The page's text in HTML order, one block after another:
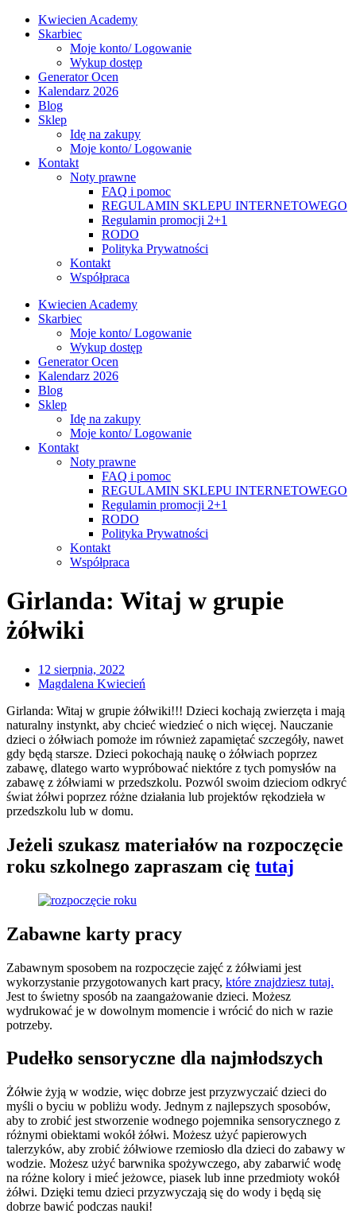
Kwiecien Academy
Skarbiec
Moje konto/ Logowanie
Wykup dostęp
Generator Ocen
Kalendarz 2026
Blog
Sklep
Idę na zakupy
Moje konto/ Logowanie
Kontakt
Noty prawne
FAQ i pomoc
REGULAMIN SKLEPU INTERNETOWEGO
Regulamin promocji 2+1
RODO
Polityka Prywatności
Kontakt
Współpraca
Kwiecien Academy
Skarbiec
Moje konto/ Logowanie
Wykup dostęp
Generator Ocen
Kalendarz 2026
Blog
Sklep
Idę na zakupy
Moje konto/ Logowanie
Kontakt
Noty prawne
FAQ i pomoc
REGULAMIN SKLEPU INTERNETOWEGO
Regulamin promocji 2+1
RODO
Polityka Prywatności
Kontakt
Współpraca
Girlanda: Witaj w grupie
żółwiki
12 sierpnia, 2022
Magdalena Kwiecień
Girlanda: Witaj w grupie żółwiki!!! Dzieci kochają zwierzęta i mają
naturalny instynkt, aby chcieć wiedzieć o nich więcej. Nauczanie
dzieci o żółwiach pomoże im również zapamiętać szczegóły, nawet
gdy będą starsze. Dzieci pokochają naukę o żółwiach poprzez
zabawę, dlatego warto wypróbować niektóre z tych pomysłów na
zabawę z żółwiami w przedszkolu. Pozwól swoim dzieciom odkryć
świat żółwi poprzez różne działania lub projektów rękodzieła w
przedszkolu lub w domu.
Jeżeli szukasz materiałów na rozpoczęcie
roku szkolnego zapraszam cię tutaj
Zabawne karty pracy
Zabawnym sposobem na rozpoczęcie zajęć z żółwiami jest
wykorzystanie przygotowanych kart pracy, które znajdziesz tutaj.
Jest to świetny sposób na zaangażowanie dzieci. Możesz
wydrukować je w dowolnym momencie i wrócić do nich w razie
potrzeby.
Pudełko sensoryczne dla najmłodszych
Żółwie żyją w wodzie, więc dobrze jest przyzwyczaić dzieci do
myśli o byciu w pobliżu wody. Jednym z najlepszych sposobów,
aby to zrobić jest stworzenie wodnego pojemnika sensorycznego z
różnymi obiektami wokół żółwi. Możesz użyć papierowych
talerzyków, aby zrobić żółwiowe rzemiosło dla dzieci do zabawy w
wodzie. Możesz użyć barwnika spożywczego, aby zabarwić wodę
na różne kolory i mieć jeżowce, piasek lub inne przedmioty wokół
żółwi. Dzięki temu dzieci przyzwyczają się do wody i będą się
dobrze bawić podczas nauki!